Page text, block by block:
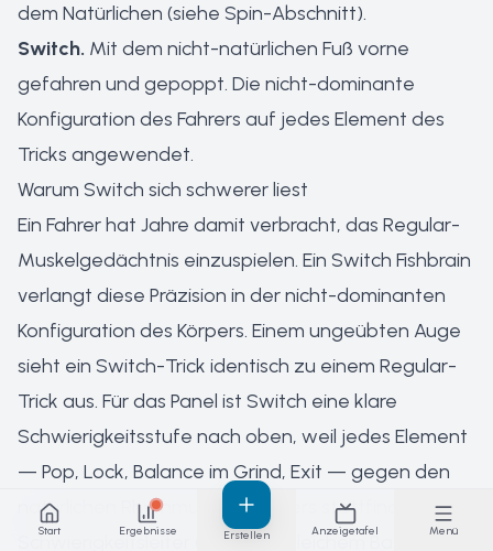
dem Natürlichen (siehe Spin-Abschnitt).
Switch. Mit dem nicht-natürlichen Fuß vorne
gefahren und gepoppt. Die nicht-dominante
Konfiguration des Fahrers auf jedes Element des
Tricks angewendet.
Warum Switch sich schwerer liest
Ein Fahrer hat Jahre damit verbracht, das Regular-
Muskelgedächtnis einzuspielen. Ein Switch Fishbrain
verlangt diese Präzision in der nicht-dominanten
Konfiguration des Körpers. Einem ungeübten Auge
sieht ein Switch-Trick identisch zu einem Regular-
Trick aus. Für das Panel ist Switch eine klare
Schwierigkeitsstufe nach oben, weil jedes Element
— Pop, Lock, Balance im Grind, Exit — gegen den
natürlichen Rhythmus des Körpers stattfindet.
Schwierigkeitsleiter (grob, pro gleichem Basistrick)
Start Ergebnisse Erstellen Anzeigetafel Menü